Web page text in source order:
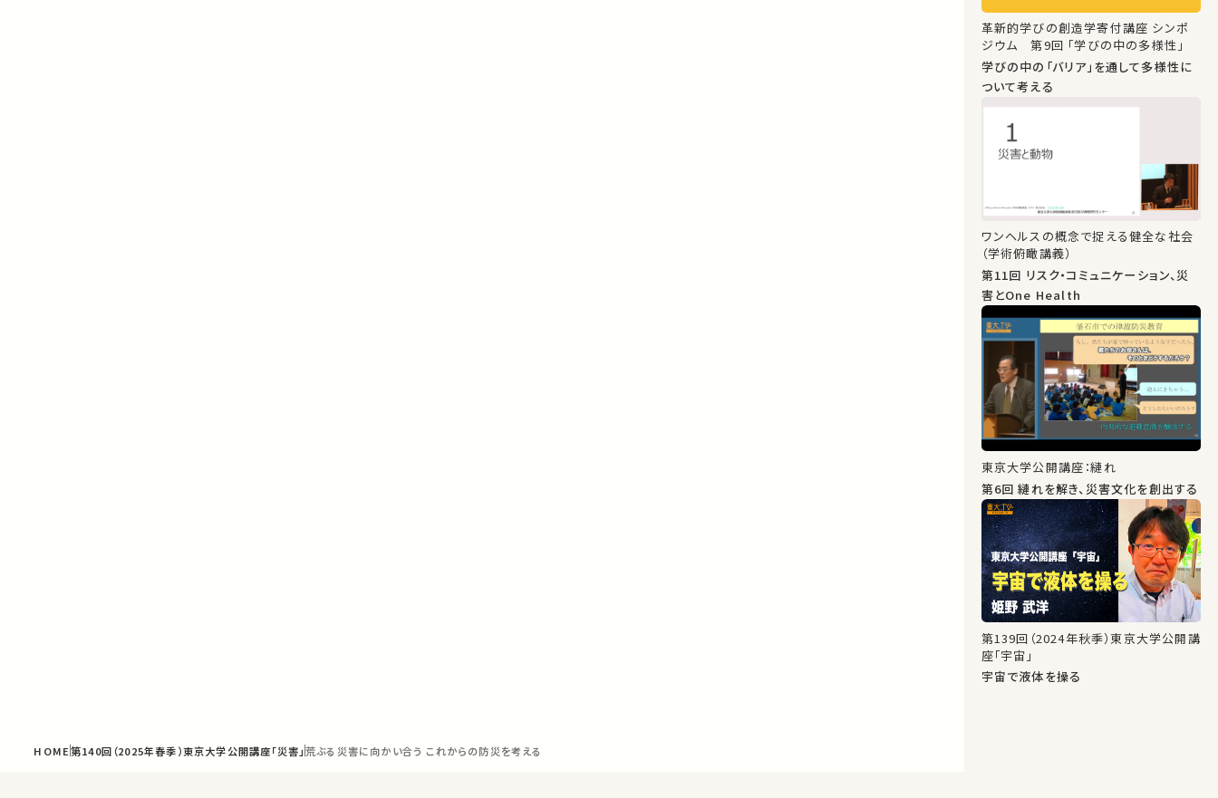
HOME第140回（2025年春季）東京大学公開講座「災害」荒ぶる災害に向かい合う これからの防災を考える
革新的学びの創造学寄付講座 シンポ
ジウム 第9回 「学びの中の多様性」
学びの中の「バリア」を通して多様性に
ついて考える
ワンヘルスの概念で捉える健全な社会
（学術俯瞰講義）
第11回 リスク・コミュニケーション、災
害とOne Health
東京大学公開講座：縺れ
第6回 縺れを解き、災害文化を創出する
第139回（2024年秋季）東京大学公開講
座「宇宙」
宇宙で液体を操る